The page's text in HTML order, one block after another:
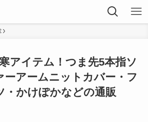
アイテム！つま先5本指ソ
ーアームニットカバー・フ
・かけぽかなどの通販